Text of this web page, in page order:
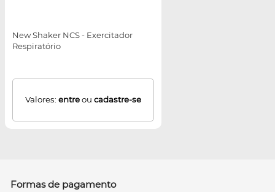
New Shaker NCS - Exercitador
Respiratório
Valores: entreou cadastre-se
Formas de pagamento